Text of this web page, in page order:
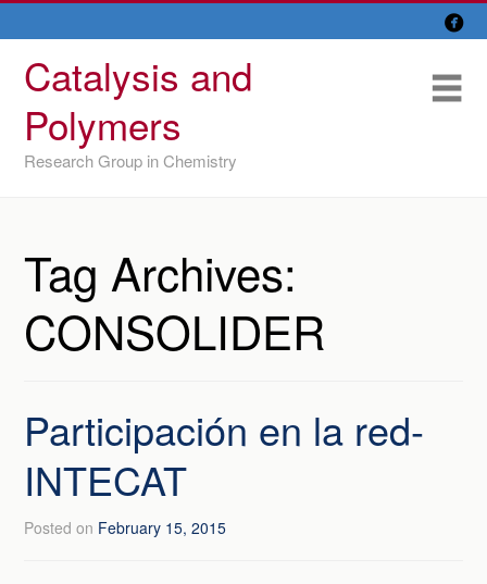

Catalysis and
Polymers
Research Group in Chemistry
content
Research Lines
Members
IU/ CINQUIMA
Tag Archives:
CONSOLIDER
Participación en la red-
INTECAT
Posted on February 15, 2015